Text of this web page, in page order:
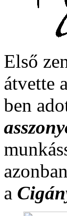
Első
átvette
ben
a